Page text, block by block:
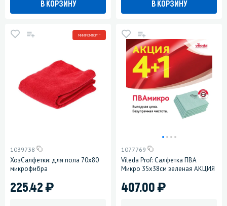
В КОРЗИНУ В КОРЗИНУ
МИНПРОМТОРГ *
1039738
ХозСалфетки: для пола 70х80
микрофибра
225.42)
1077769
Vileda Prof: Салфетка ПВА
Микро 35х38см зеленая АКЦИЯ
407.00)